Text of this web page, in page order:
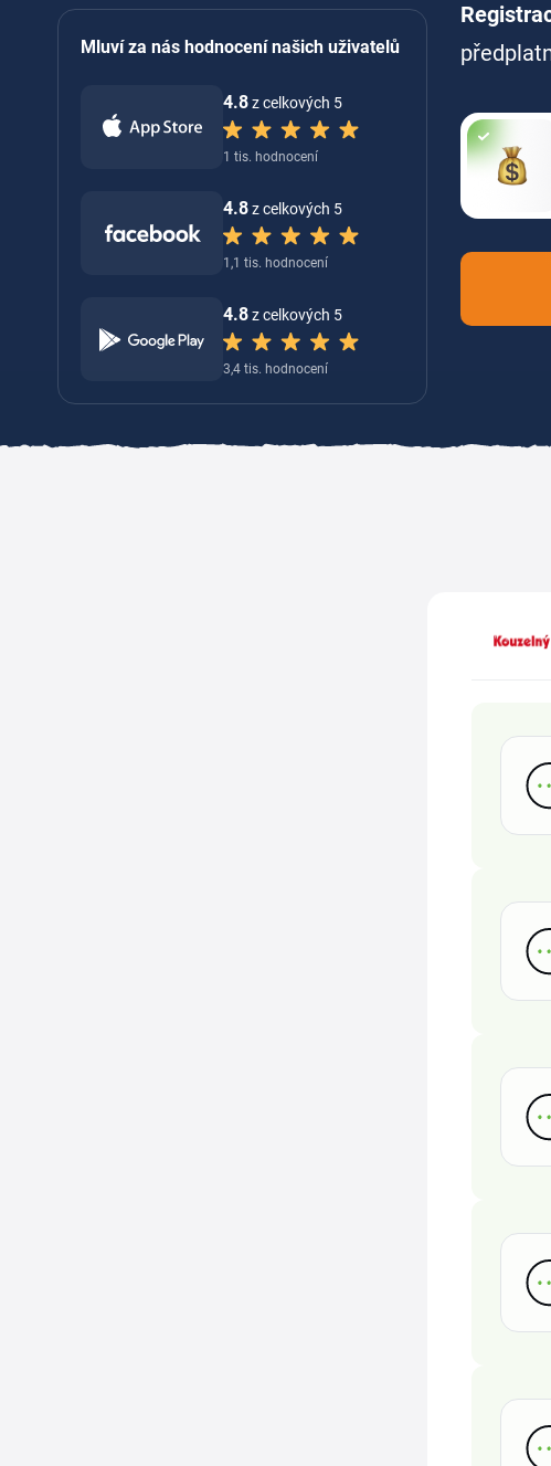
Mluví za nás hodnocení našich uživatelů
4.8z celkových 5
1 tis. hodnocení
4.8z celkových 5
1,1 tis. hodnocení
4.8z celkových 5
3,4 tis. hodnocení